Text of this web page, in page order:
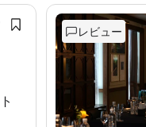
レビュー